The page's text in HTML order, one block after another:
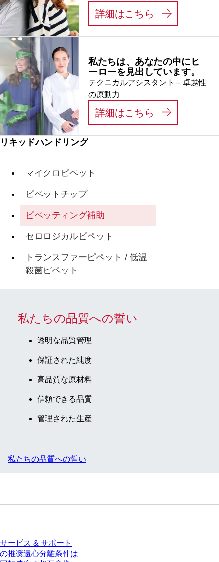
リキッドハンドリング
マイクロピペット
ピペットチップ
ピペッティング補助
セロロジカルピペット
トランスファーピペット / 低温
殺菌ピペット
詳細はこちら LIFE
私たちは、あなたの中にヒ
ーローを見出しています。
テクニカルアシスタント – 卓越性
の原動力
詳細はこちら 私たちは、
私たちの品質への誓い
透明な品質管理
保証された純度
高品質な原材料
信頼できる品質
管理された生産
私たちの品質への誓い
サービス & サポート
の推奨遠心分離条件は